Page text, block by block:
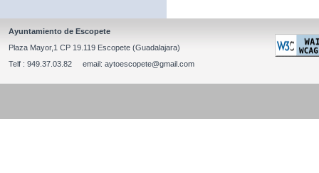
Ayuntamiento de Escopete
Plaza Mayor,1 CP 19.119 Escopete (Guadalajara)
Telf : 949.37.03.82 email: aytoescopete@gmail.com